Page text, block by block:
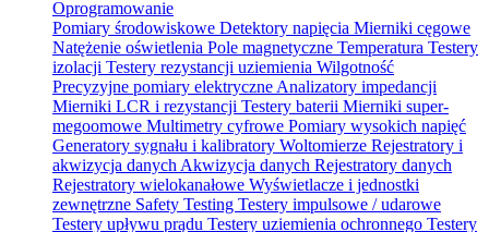
Oprogramowanie
Pomiary środowiskowe Detektory napięcia Mierniki cęgowe
Natężenie oświetlenia Pole magnetyczne Temperatura Testery
izolacji Testery rezystancji uziemienia Wilgotność
Precyzyjne pomiary elektryczne Analizatory impedancji
Mierniki LCR i rezystancji Testery baterii Mierniki super-
megoomowe Multimetry cyfrowe Pomiary wysokich napięć
Generatory sygnału i kalibratory Woltomierze Rejestratory i
akwizycja danych Akwizycja danych Rejestratory danych
Rejestratory wielokanałowe Wyświetlacze i jednostki
zewnętrzne Safety Testing Testery impulsowe / udarowe
Testery upływu prądu Testery uziemienia ochronnego Testery